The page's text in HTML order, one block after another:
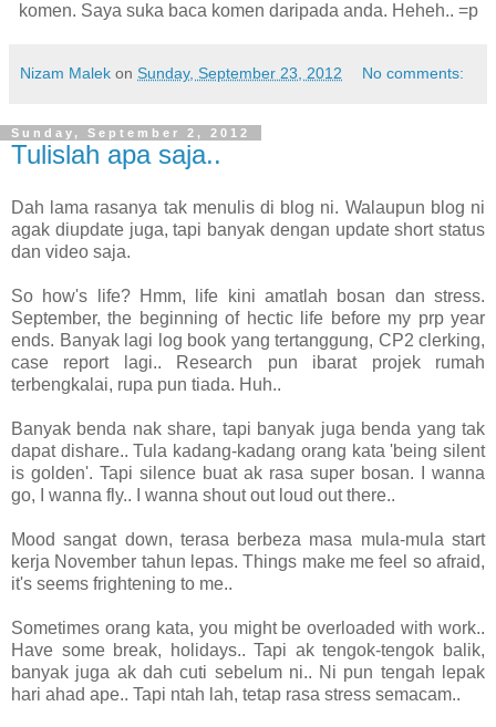
komen. Saya suka baca komen daripada anda. Heheh.. =p
Nizam Malek on Sunday, September 23, 2012 No comments:
Sunday, September 2, 2012
Tulislah apa saja..
Dah lama rasanya tak menulis di blog ni. Walaupun blog ni
agak diupdate juga, tapi banyak dengan update short status
dan video saja.
So how's life? Hmm, life kini amatlah bosan dan stress.
September, the beginning of hectic life before my prp year
ends. Banyak lagi log book yang tertanggung, CP2 clerking,
case report lagi.. Research pun ibarat projek rumah
terbengkalai, rupa pun tiada. Huh..
Banyak benda nak share, tapi banyak juga benda yang tak
dapat dishare.. Tula kadang-kadang orang kata 'being silent
is golden'. Tapi silence buat ak rasa super bosan. I wanna
go, I wanna fly.. I wanna shout out loud out there..
Mood sangat down, terasa berbeza masa mula-mula start
kerja November tahun lepas. Things make me feel so afraid,
it's seems frightening to me..
Sometimes orang kata, you might be overloaded with work..
Have some break, holidays.. Tapi ak tengok-tengok balik,
banyak juga ak dah cuti sebelum ni.. Ni pun tengah lepak
hari ahad ape.. Tapi ntah lah, tetap rasa stress semacam..